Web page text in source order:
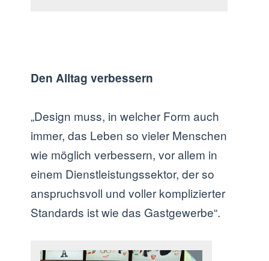
Den Alltag verbessern
„Design muss, in welcher Form auch
immer, das Leben so vieler Menschen
wie möglich verbessern, vor allem in
einem Dienstleistungssektor, der so
anspruchsvoll und voller komplizierter
Standards ist wie das Gastgewerbe“.